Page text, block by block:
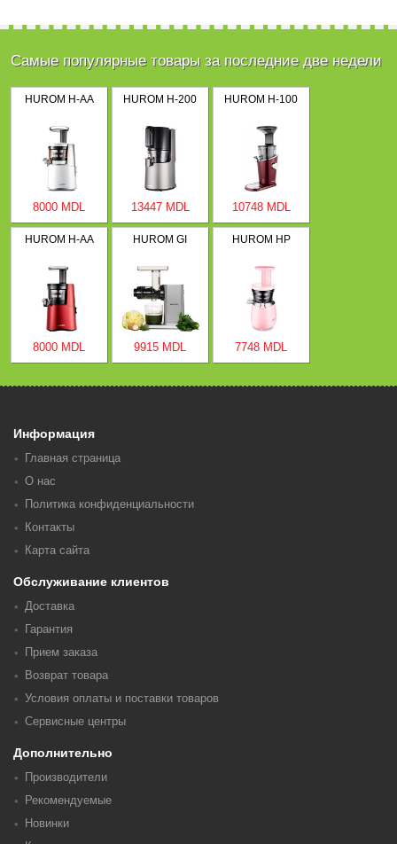
Самые популярные товары за последние две недели
HUROM H-AA
8000 MDL
HUROM H-200
13447 MDL
HUROM H-100
10748 MDL
HUROM H-AA
8000 MDL
HUROM GI
9915 MDL
HUROM HP
7748 MDL
Информация
Главная страница
О нас
Политика конфиденциальности
Контакты
Карта сайта
Обслуживание клиентов
Доставка
Гарантия
Прием заказа
Возврат товара
Условия оплаты и поставки товаров
Сервисные центры
Дополнительно
Производители
Рекомендуемые
Новинки